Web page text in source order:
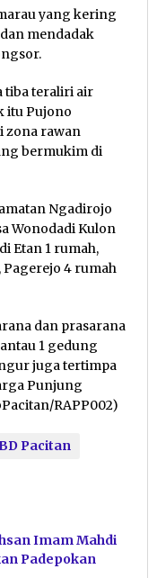
yang kering
mendadak
tiba teraliri air
itu Pujono
zona rawan
bermukim di
Ngadirojo
Wonodadi Kulon
Etan 1 rumah,
Pagerejo 4 rumah
dan prasarana
1 gedung
juga tertimpa
Punjung
RAPP002)
Pacitan
Imam Mahdi
Padepokan